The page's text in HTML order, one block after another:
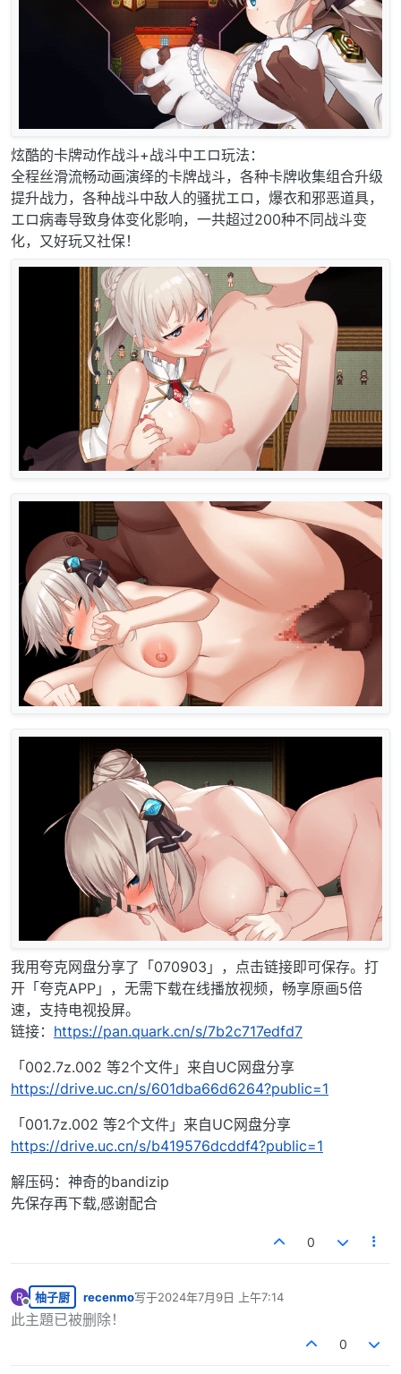
炫酷的卡牌动作战斗+战斗中エロ玩法：
全程丝滑流畅动画演绎的卡牌战斗，各种卡牌收集组合升级
提升战力，各种战斗中敌人的骚扰エロ，爆衣和邪恶道具，
エロ病毒导致身体变化影响，一共超过200种不同战斗变
化，又好玩又社保！
我用夸克网盘分享了「070903」，点击链接即可保存。打
开「夸克APP」，无需下载在线播放视频，畅享原画5倍
速，支持电视投屏。
链接： https://pan.quark.cn/s/7b2c717edfd7
「002.7z.002 等2个文件」来自UC网盘分享
https://drive.uc.cn/s/601dba66d6264?public=1
「001.7z.002 等2个文件」来自UC网盘分享
https://drive.uc.cn/s/b419576dcddf4?public=1
解压码：神奇的bandizip
先保存再下载,感谢配合
0
R
离线
柚子厨 recenmo写于2024年7月9日 上午7:14
最后由 编辑
此主題已被删除！
0